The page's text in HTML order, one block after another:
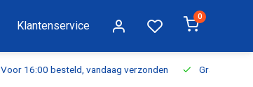
Klantenservice
0
Voor 16:00 besteld, vandaag verzonden Gratis